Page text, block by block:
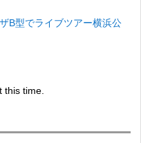
B型でライブツアー横浜公
this time.